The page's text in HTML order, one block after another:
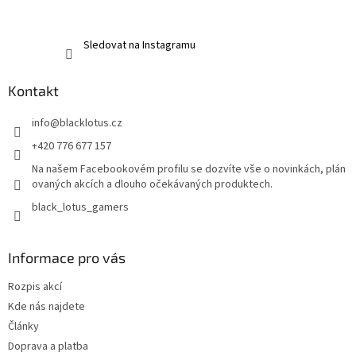
Sledovat na Instagramu
Kontakt
info@blacklotus.cz
+420 776 677 157
Na našem Facebookovém profilu se dozvíte vše o novinkách, plán
ovaných akcích a dlouho očekávaných produktech.
black_lotus_gamers
Informace pro vás
Rozpis akcí
Kde nás najdete
Články
Doprava a platba